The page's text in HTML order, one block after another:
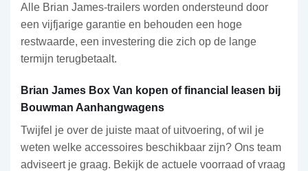
Alle Brian James-trailers worden ondersteund door
een vijfjarige garantie en behouden een hoge
restwaarde, een investering die zich op de lange
termijn terugbetaalt.
Brian James Box Van kopen of financial leasen bij
Bouwman Aanhangwagens
Twijfel je over de juiste maat of uitvoering, of wil je
weten welke accessoires beschikbaar zijn? Ons team
adviseert je graag. Bekijk de actuele voorraad of vraag